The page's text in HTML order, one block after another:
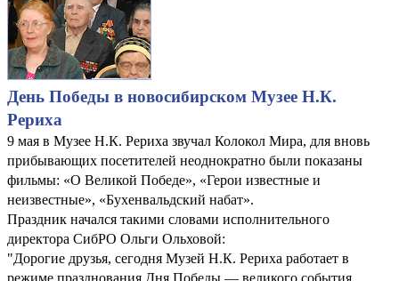
День Победы в новосибирском Музее Н.К.
Рериха
9 мая в Музее Н.К. Рериха звучал Колокол Мира, для вновь
прибывающих посетителей неоднократно были показаны
фильмы: «О Великой Победе», «Герои известные и
неизвестные», «Бухенвальдский набат».
Праздник начался такими словами исполнительного
директора СибРО Ольги Ольховой:
"Дорогие друзья, сегодня Музей Н.К. Рериха работает в
режиме празднования Дня Победы — великого события,